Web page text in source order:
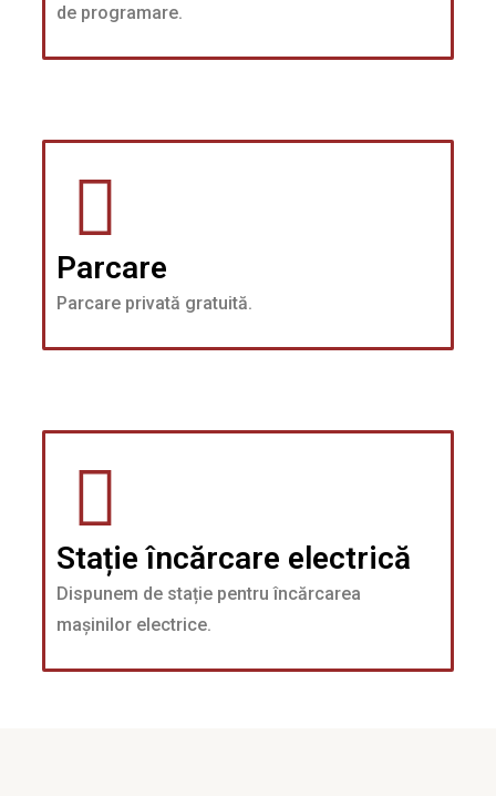
de programare.
Parcare
Parcare privată gratuită.
Stație încărcare electrică
Dispunem de stație pentru încărcarea
mașinilor electrice.